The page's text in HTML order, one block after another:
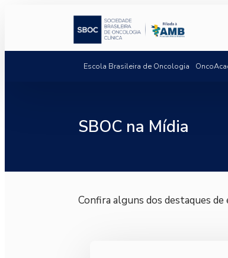
Escola Brasileira de Oncologia
SBOC na Mídia
Confira alguns dos destaques